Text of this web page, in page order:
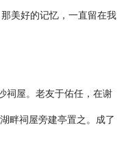
美好的记忆，一直留在我
祠屋。老友于佑任，在谢
畔祠屋旁建亭置之。成了